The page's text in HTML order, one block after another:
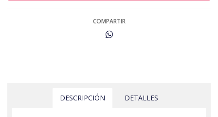
COMPARTIR
DESCRIPCIÓN DETALLES